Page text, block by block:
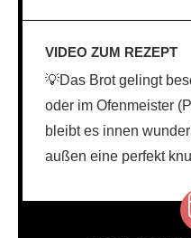
VIDEO ZUM REZEPT
💡Das Brot gelingt
oder im Ofenmeister
bleibt es innen
außen eine perfekt